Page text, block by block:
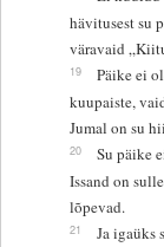
hävitusest su
väravaid
19
Päike ei
kuupaiste,
Jumal on su
20
Su päike
Issand on
lõpevad.
21
Ja igaüks